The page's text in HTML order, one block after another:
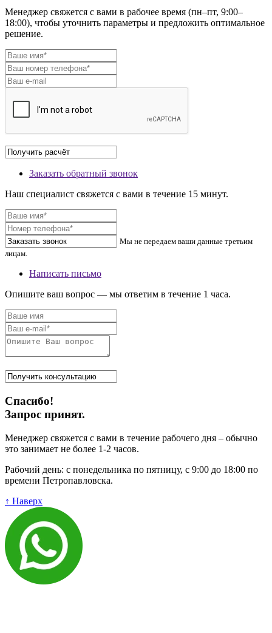
Менеджер свяжется с вами в рабочее время (пн–пт, 9:00–
18:00), чтобы уточнить параметры и предложить оптимальное
решение.
Заказать обратный звонок
Наш специалист свяжется с вами в течение 15 минут.
Мы не передаем ваши данные третьим
лицам.
Написать письмо
Опишите ваш вопрос — мы ответим в течение 1 часа.
Спасибо!
Запрос принят.
Менеджер свяжется с вами в течение рабочего дня – обычно
это занимает не более 1-2 часов.
Рабочий день: с понедельника по пятницу, с 9:00 до 18:00 по
времени Петропавловска.
↑ Наверх